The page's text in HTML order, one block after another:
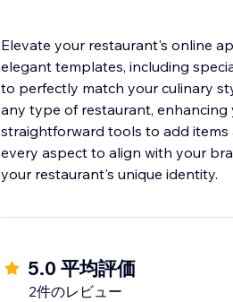
Elevate your restaurant's online
elegant templates, including
to perfectly match your culinary
any type of restaurant, enhancing
straightforward tools to add items
every aspect to align with your
your restaurant's unique identity.
5.0 平均評価
2件のレビュー